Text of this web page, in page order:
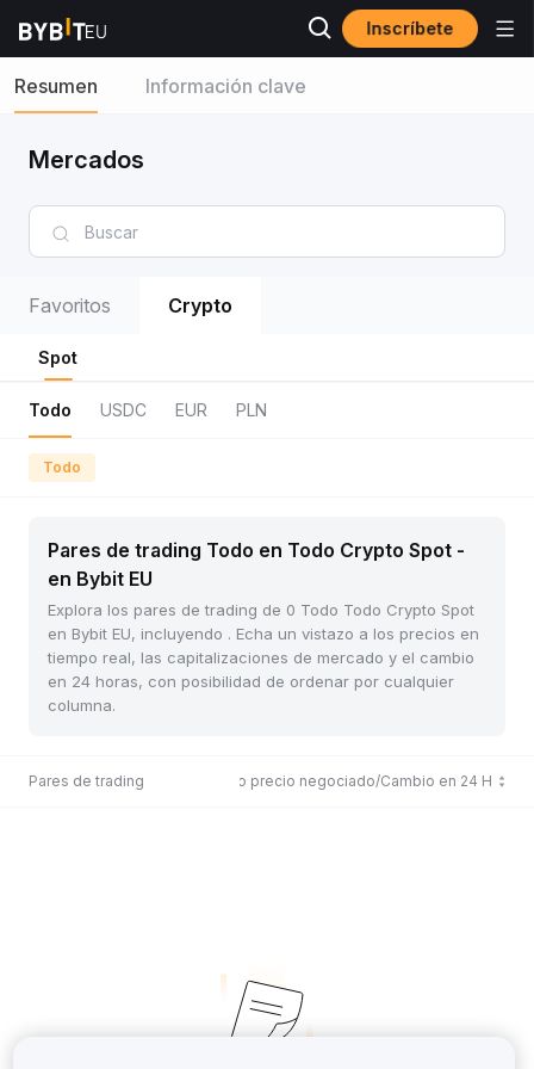
Inscríbete
Resumen Información clave
Mercados
Favoritos Crypto
Spot
Todo USDC EUR PLN
Todo
Pares de trading Todo en Todo Crypto Spot -
en Bybit EU
Explora los pares de trading de 0 Todo Todo Crypto Spot
en Bybit EU, incluyendo . Echa un vistazo a los precios en
tiempo real, las capitalizaciones de mercado y el cambio
en 24 horas, con posibilidad de ordenar por cualquier
columna.
Pares de trading Último precio negociado/Cambio en 24 H